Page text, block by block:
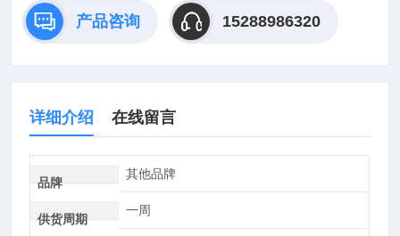
产品咨询 15288986320
详细介绍 在线留言
品牌
其他品牌
供货周期
一周